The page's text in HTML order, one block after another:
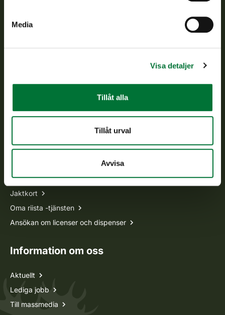
Media
Visa detaljer
Tillåt alla
Tillåt urval
Avvisa
asiakaspalvelu@riista.fi
Jaktkort
Oma riista -tjänsten
Ansökan om licenser och dispenser
Information om oss
Aktuellt
Lediga jobb
Till massmedia